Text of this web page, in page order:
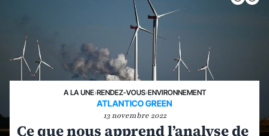
A LA UNE›RENDEZ-VOUS›ENVIRONNEMENT
ATLANTICO GREEN
13 novembre 2022
Ce que nous apprend l’analyse de